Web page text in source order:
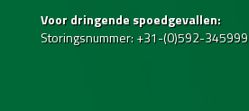
Voor dringende spoedgevallen:
Storingsnummer: +31-(0)592-345999